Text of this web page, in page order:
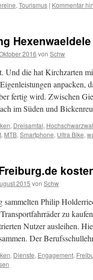
, Tourismus | Kommentar
Hexenwaeldele
2016 von Schw
Und die hat Kirchzarten
anpacken,
fertig wird. Zwischen
im Süden und
, Dreisamtal,
, MTB, Smartphone, Ultra Bike,
2015 von Schw
Philip
zu
Nutzer ausleihen.
Der
, Dienste, Engagement,